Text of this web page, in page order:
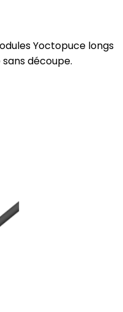
Yoctopuce longs
découpe.